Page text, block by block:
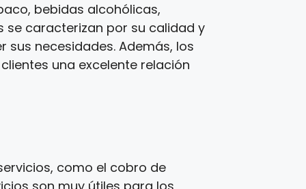
bebidas alcohólicas,
se caracterizan por su calidad y
necesidades. Además, los
una excelente relación
como el cobro de